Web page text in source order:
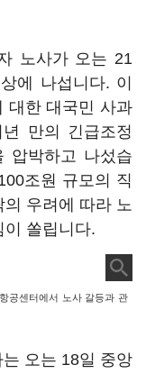
노사가 오는 21
에 나섭니다. 이
대한 대국민 사과
만의 긴급조정
압박하고 나섰습
조원 규모의 직
우려에 따라 노
이 쏠립니다.
공센터에서 노사 갈등과 관
오는 18일 중앙